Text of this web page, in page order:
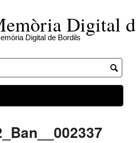
Digital
Digital de Bordils